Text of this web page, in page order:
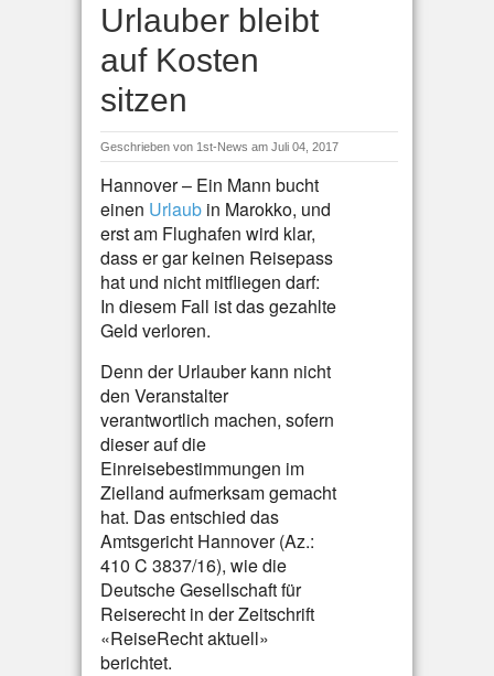
Urlauber bleibt
auf Kosten
sitzen
Geschrieben von 1st-News am Juli 04, 2017
Hannover – Ein Mann bucht
einen Urlaub in Marokko, und
erst am Flughafen wird klar,
dass er gar keinen Reisepass
hat und nicht mitfliegen darf:
In diesem Fall ist das gezahlte
Geld verloren.
Denn der Urlauber kann nicht
den Veranstalter
verantwortlich machen, sofern
dieser auf die
Einreisebestimmungen im
Zielland aufmerksam gemacht
hat. Das entschied das
Amtsgericht Hannover (Az.:
410 C 3837/16), wie die
Deutsche Gesellschaft für
Reiserecht in der Zeitschrift
«ReiseRecht aktuell»
berichtet.